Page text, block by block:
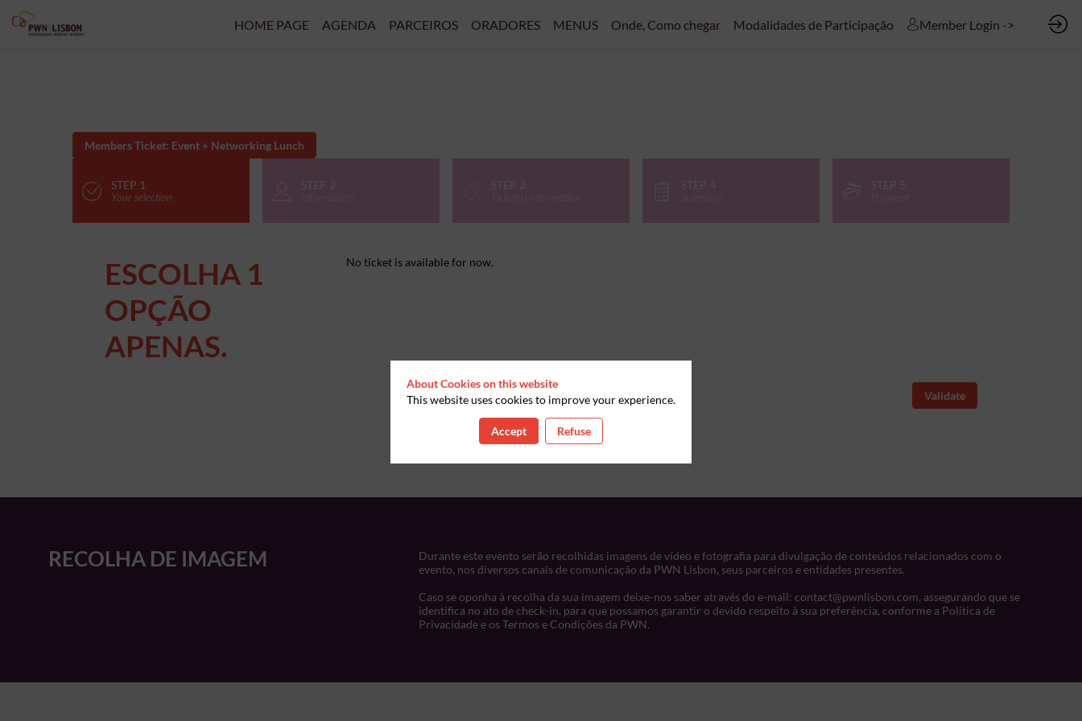
HOME PAGE AGENDA PARCEIROS ORADORES MENUS Onde, Como chegar Modalidades de Participação Member Login ->
Members Ticket: Event + Networking Lunch
STEP 1
Your selection
STEP 2 STEP 3 STEP 4 STEP 5
ESCOLHA 1
OPÇÃO
APENAS.
No ticket is available for now.
Validate
RECOLHA DE IMAGEM
Durante este evento serão recolhidas imagens de vídeo e fotografia para divulgação de conteúdos relacionados com o
evento, nos diversos canais de comunicação da PWN Lisbon, seus parceiros e entidades presentes.
Caso se oponha à recolha da sua imagem deixe-nos saber através do e-mail: contact@pwnlisbon.com, assegurando que se
identifica no ato de check-in, para que possamos garantir o devido respeito à sua preferência, conforme a Política de
Privacidade e os Termos e Condições da PWN.
About Cookies on this website
This website uses cookies to improve your experience.
Accept Refuse